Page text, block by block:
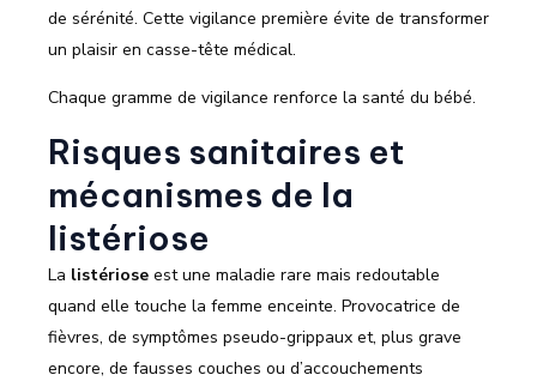
de sérénité. Cette vigilance première évite de transformer
un plaisir en casse-tête médical.
Chaque gramme de vigilance renforce la santé du bébé.
Risques sanitaires et
mécanismes de la
listériose
La listériose est une maladie rare mais redoutable
quand elle touche la femme enceinte. Provocatrice de
fièvres, de symptômes pseudo-grippaux et, plus grave
encore, de fausses couches ou d’accouchements